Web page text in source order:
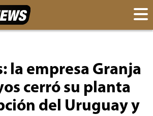
la empresa Granja
cerró su planta
del Uruguay y